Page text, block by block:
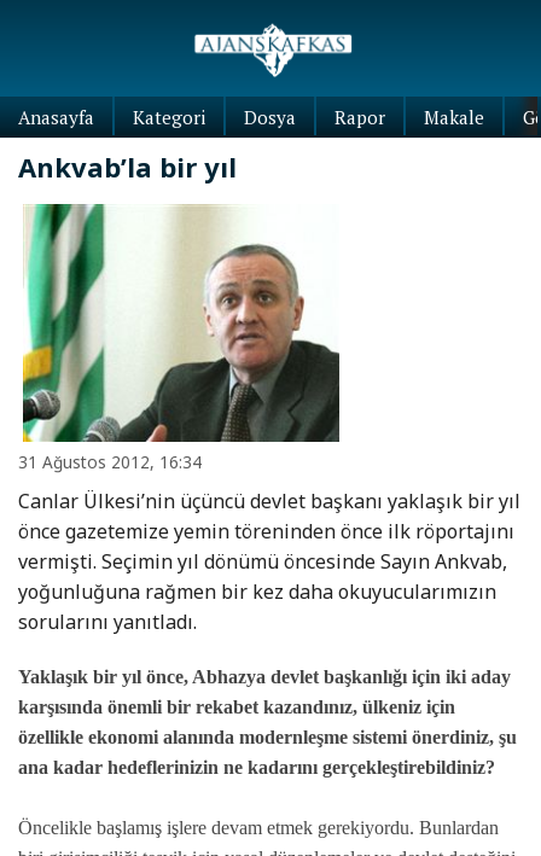
Anasayfa Kategori Dosya Rapor Makale
Ankvab’la bir yıl
31 Ağustos 2012, 16:34
Canlar Ülkesi’nin üçüncü devlet başkanı yaklaşık bir yıl
önce gazetemize yemin töreninden önce ilk röportajını
vermişti. Seçimin yıl dönümü öncesinde Sayın Ankvab,
yoğunluğuna rağmen bir kez daha okuyucularımızın
sorularını yanıtladı.
Yaklaşık bir yıl önce, Abhazya devlet başkanlığı için iki aday
karşısında önemli bir rekabet kazandınız, ülkeniz için
özellikle ekonomi alanında modernleşme sistemi önerdiniz, şu
ana kadar hedeflerinizin ne kadarını gerçekleştirebildiniz?
Öncelikle başlamış işlere devam etmek gerekiyordu. Bunlardan